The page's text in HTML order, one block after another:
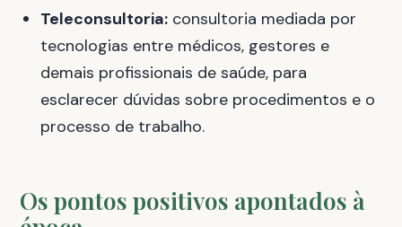
Teleconsultoria: consultoria mediada por
tecnologias entre médicos, gestores e
demais profissionais de saúde, para
esclarecer dúvidas sobre procedimentos e o
processo de trabalho.
Os pontos positivos apontados à